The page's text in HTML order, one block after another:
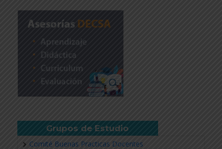
Grupos de Estudio
Comité Buenas Practicas Docentes